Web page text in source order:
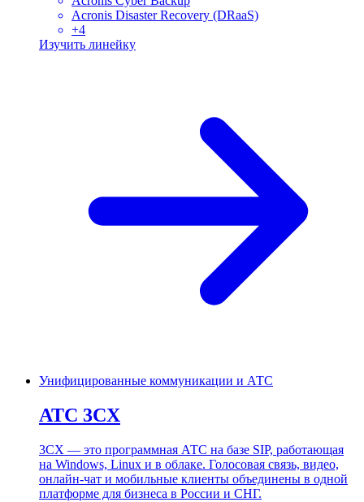
Acronis Disaster Recovery (DRaaS)
+4
Изучить линейку
Унифицированные коммуникации и АТС
АТС 3CX
3CX — это программная АТС на базе SIP, работающая
на Windows, Linux и в облаке. Голосовая связь, видео,
онлайн-чат и мобильные клиенты объединены в одной
платформе для бизнеса в России и СНГ.